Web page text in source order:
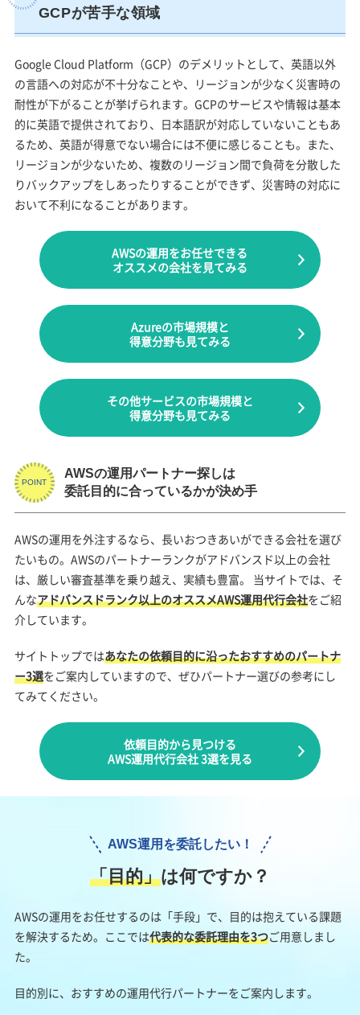
GCPが苦手な領域
Google Cloud Platform（GCP）のデメリットとして、英語以外
の言語への対応が不十分なことや、リージョンが少なく災害時の
耐性が下がることが挙げられます。GCPのサービスや情報は基本
的に英語で提供されており、日本語訳が対応していないこともあ
るため、英語が得意でない場合には不便に感じることも。また、
リージョンが少ないため、複数のリージョン間で負荷を分散した
りバックアップをしあったりすることができず、災害時の対応に
おいて不利になることがあります。
AWSの運用をお任せできる
オススメの会社を見てみる
Azureの市場規模と
得意分野も見てみる
その他サービスの市場規模と
得意分野も見てみる
AWSの運用パートナー探しは
委託目的に合っているかが決め手
AWSの運用を外注するなら、長いおつきあいができる会社を選び
たいもの。AWSのパートナーランクがアドバンスド以上の会社
は、厳しい審査基準を乗り越え、実績も豊富。 当サイトでは、そ
んなアドバンスドランク以上のオススメAWS運用代行会社をご紹
介しています。
サイトトップではあなたの依頼目的に沿ったおすすめのパートナ
ー3選をご案内していますので、ぜひパートナー選びの参考にし
てみてください。
依頼目的から見つける
AWS運用代行会社 3選を見る
AWS運用を委託したい！
「⽬的」は何ですか？
AWSの運用をお任せするのは「手段」で、目的は抱えている課題
を解決するため。ここでは代表的な委託理由を3つご用意しまし
た。
目的別に、おすすめの運用代行パートナーをご案内します。